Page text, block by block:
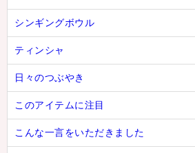
シンギングボウル
ティンシャ
日々のつぶやき
このアイテムに注目
こんな一言をいただきました